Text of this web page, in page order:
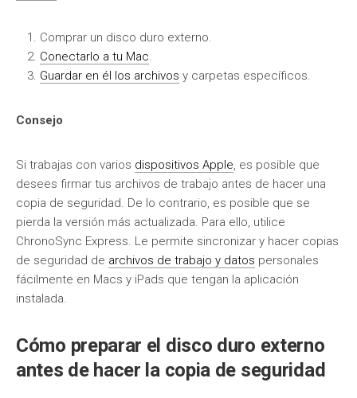
Comprar un disco duro externo.
Conectarlo a tu Mac.
Guardar en él los archivos y carpetas específicos.
Consejo
Si trabajas con varios dispositivos Apple, es posible que
desees firmar tus archivos de trabajo antes de hacer una
copia de seguridad. De lo contrario, es posible que se
pierda la versión más actualizada. Para ello, utilice
ChronoSync Express. Le permite sincronizar y hacer copias
de seguridad de archivos de trabajo y datos personales
fácilmente en Macs y iPads que tengan la aplicación
instalada.
Cómo preparar el disco duro externo
antes de hacer la copia de seguridad